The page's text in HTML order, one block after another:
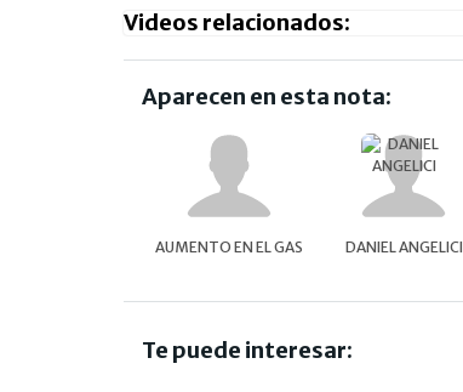
Videos relacionados:
Aparecen en esta nota:
AUMENTO EN EL GAS DANIEL ANGELICI
Te puede interesar: